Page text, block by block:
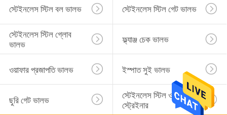
স্টেইনলেস স্টিল বল ভালভ স্টেইনলেস স্টিল গেট ভালভ
স্টেইনলেস স্টিল গ্লোব
ভালভ
ফ্ল্যাঞ্জ চেক ভালভ
ওয়াফার প্রজাপতি ভালভ ইস্পাত সুই ভালভ
ছুরি গেট ভালভ
স্টেইনলেস স্টিল ওয়াই
স্ট্রেইনার